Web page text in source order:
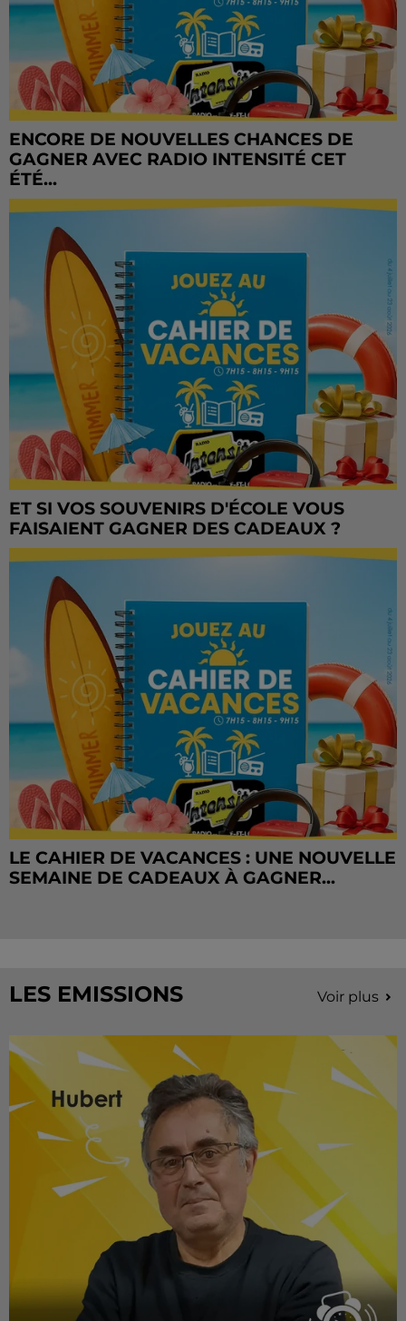
ENCORE DE NOUVELLES CHANCES DE
GAGNER AVEC RADIO INTENSITÉ CET
ÉTÉ...
ET SI VOS SOUVENIRS D'ÉCOLE VOUS
FAISAIENT GAGNER DES CADEAUX ?
LE CAHIER DE VACANCES : UNE NOUVELLE
SEMAINE DE CADEAUX À GAGNER...
LES EMISSIONS Voir plus